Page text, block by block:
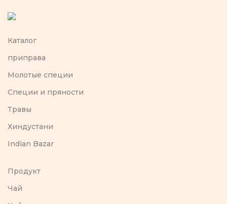
Каталог
приправа
Молотые специи
Специи и пряности
Травы
Хиндустани
Indian Bazar
Продукт
Чай